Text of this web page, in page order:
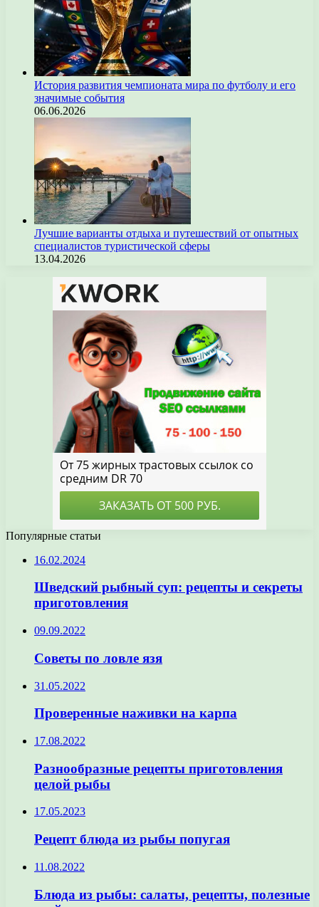
История развития чемпионата мира по футболу и его
значимые события
06.06.2026
Лучшие варианты отдыха и путешествий от опытных
специалистов туристической сферы
13.04.2026
Популярные статьи
16.02.2024
Шведский рыбный суп: рецепты и секреты
приготовления
09.09.2022
Советы по ловле язя
31.05.2022
Проверенные наживки на карпа
17.08.2022
Разнообразные рецепты приготовления
целой рыбы
17.05.2023
Рецепт блюда из рыбы попугая
11.08.2022
Блюда из рыбы: салаты, рецепты, полезные